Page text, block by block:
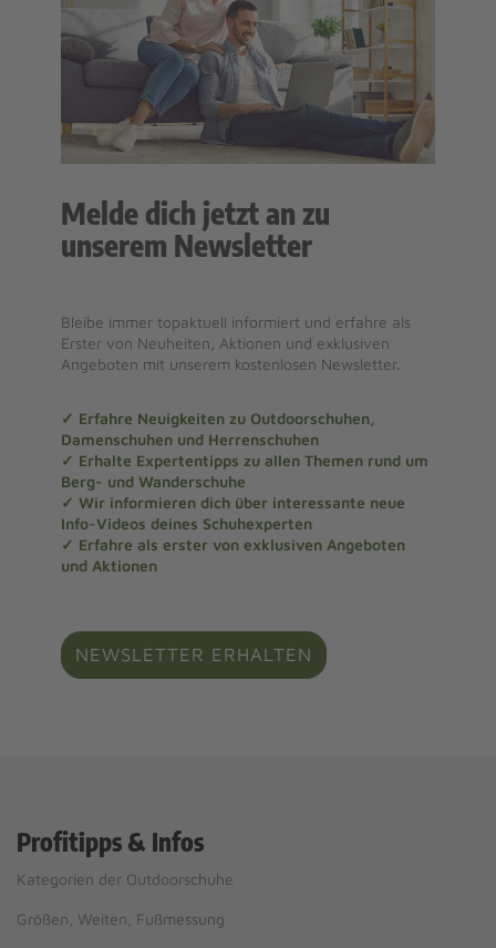
Melde dich jetzt an zu
unserem Newsletter
Bleibe immer topaktuell informiert und erfahre als
Erster von Neuheiten, Aktionen und exklusiven
Angeboten mit unserem kostenlosen Newsletter.
✓ Erfahre Neuigkeiten zu Outdoorschuhen,
Damenschuhen und Herrenschuhen
✓ Erhalte Expertentipps zu allen Themen rund um
Berg- und Wanderschuhe
✓ Wir informieren dich über interessante neue
Info-Videos deines Schuhexperten
✓ Erfahre als erster von exklusiven Angeboten
und Aktionen
NEWSLETTER ERHALTEN
Profitipps & Infos
Kategorien der Outdoorschuhe
Größen, Weiten, Fußmessung